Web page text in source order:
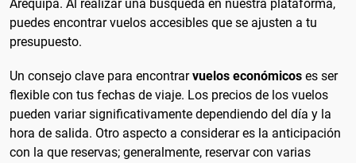
Arequipa. Al realizar una búsqueda en nuestra plataforma,
puedes encontrar vuelos accesibles que se ajusten a tu
presupuesto.
Un consejo clave para encontrarvuelos económicos es ser
flexible con tus fechas de viaje. Los precios de los vuelos
pueden variar significativamente dependiendo del día y la
hora de salida. Otro aspecto a considerar es la anticipación
con la que reservas; generalmente, reservar con varias